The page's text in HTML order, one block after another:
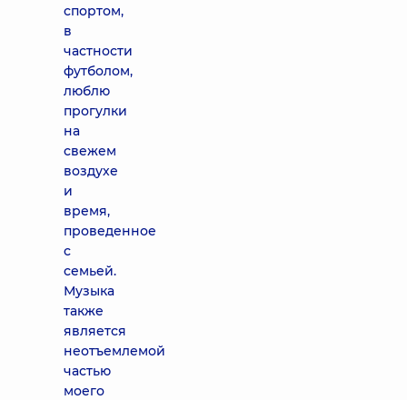
спортом,
в
частности
футболом,
люблю
прогулки
на
свежем
воздухе
и
время,
проведенное
с
семьей.
Музыка
также
является
неотъемлемой
частью
моего